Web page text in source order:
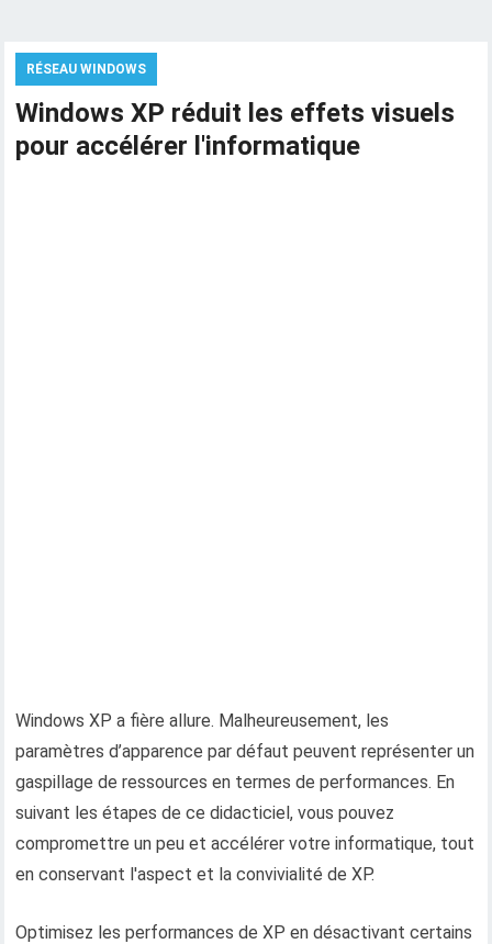
RÉSEAU WINDOWS
Windows XP réduit les effets visuels
pour accélérer l'informatique
Windows XP a fière allure. Malheureusement, les
paramètres d’apparence par défaut peuvent représenter un
gaspillage de ressources en termes de performances. En
suivant les étapes de ce didacticiel, vous pouvez
compromettre un peu et accélérer votre informatique, tout
en conservant l'aspect et la convivialité de XP.
Optimisez les performances de XP en désactivant certains